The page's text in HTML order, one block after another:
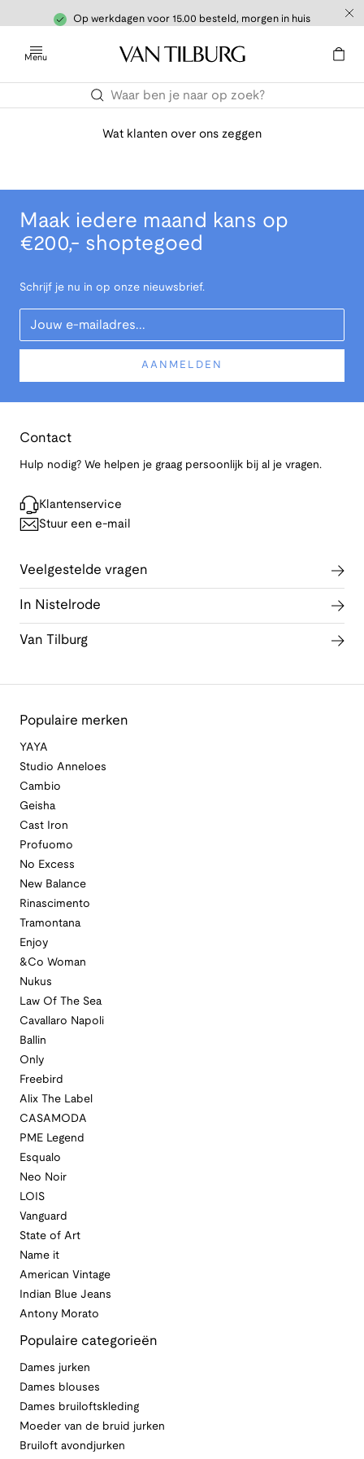
Op werkdagen voor 15.00 besteld, morgen in huis
Menu
Wat klanten over ons zeggen
Maak iedere maand kans op
€200,- shoptegoed
Schrijf je nu in op onze nieuwsbrief.
Your Email
AANMELDEN
Contact
Hulp nodig? We helpen je graag persoonlijk bij al je vragen.
Klantenservice
Stuur een e-mail
Veelgestelde vragen
In Nistelrode
Van Tilburg
Populaire merken
YAYA
Studio Anneloes
Cambio
Geisha
Cast Iron
Profuomo
No Excess
New Balance
Rinascimento
Tramontana
Enjoy
&Co Woman
Nukus
Law Of The Sea
Cavallaro Napoli
Ballin
Only
Freebird
Alix The Label
CASAMODA
PME Legend
Esqualo
Neo Noir
LOIS
Vanguard
State of Art
Name it
American Vintage
Indian Blue Jeans
Antony Morato
Populaire categorieën
Dames jurken
Dames blouses
Dames bruiloftskleding
Moeder van de bruid jurken
Bruiloft avondjurken